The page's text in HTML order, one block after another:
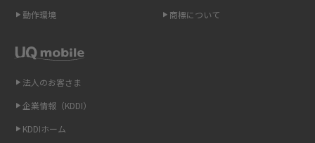
スマホや携帯端末の通信速度制限とは？回避のコツや解除のタイミング・
LINEの通知がこない時の原因と対処法9選！設定の確認手順も解説
動作環境
商標について
法人のお客さま
企業情報（KDDI）
KDDIホーム